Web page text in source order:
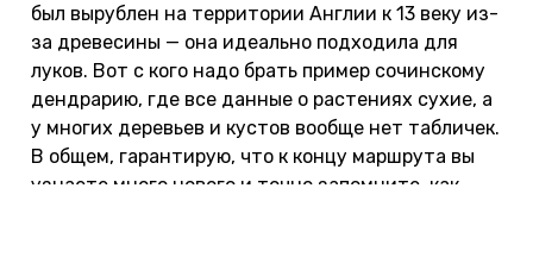
был вырублен на территории Англии к 13 веку из-
за древесины — она идеально подходила для
луков. Вот с кого надо брать пример сочинскому
дендрарию, где все данные о растениях сухие, а
у многих деревьев и кустов вообще нет табличек.
В общем, гарантирую, что к концу маршрута вы
узнаете много нового и точно запомните, как